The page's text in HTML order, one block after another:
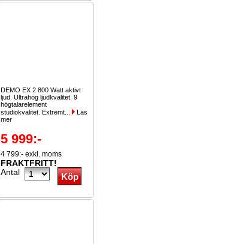
DEMO EX 2 800 Watt aktivt
ljud. Ultrahög ljudkvalitet. 9
högtalarelement
studiokvalitet. Extremt...
Läs
mer
5 999:-
4 799:- exkl. moms
FRAKTFRITT!
Antal